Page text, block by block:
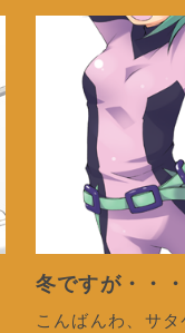
冬ですが・・・
こんばんわ、サ